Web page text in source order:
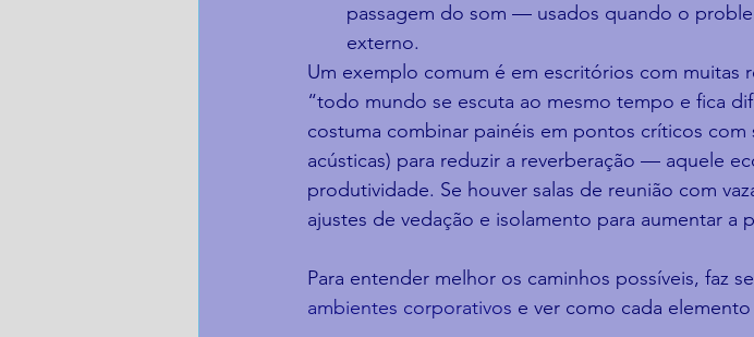
passagem do som — usados quando o
externo.
Um exemplo comum é em escritórios com
“todo mundo se escuta ao mesmo tempo e fica
costuma combinar painéis em pontos críticos
acústicas) para reduzir a reverberação — aquele
produtividade. Se houver salas de reunião com
ajustes de vedação e isolamento para aumentar a
Para entender melhor os caminhos possíveis, faz
ambientes corporativos e ver como cada